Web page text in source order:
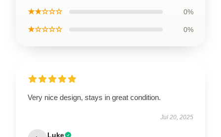
★★☆☆☆ 0%
★☆☆☆☆ 0%
Very nice design, stays in great condition.
Jul 20, 2025
Luke